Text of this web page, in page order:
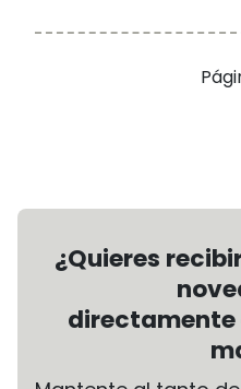
¿Quieres
directamente